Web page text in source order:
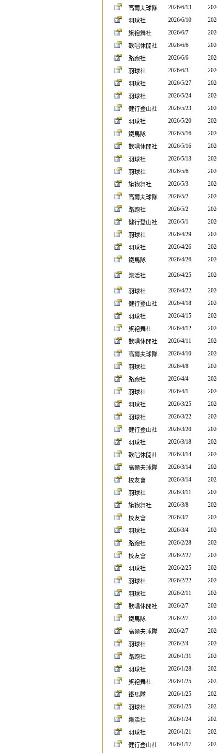
高爾夫球隊
2026/6/13
羽球社
2026/6/10
旗袍舞社
2026/6/7
歡唱休閒社
2026/6/6
路跑社
2026/6/6
羽球社
2026/6/3
羽球社
2026/5/27
羽球社
2026/5/24
健行登山社
2026/5/23
羽球社
2026/5/20
鐵馬隊
2026/5/16
歡唱休閒社
2026/5/16
羽球社
2026/5/13
羽球社
2026/5/6
旗袍舞社
2026/5/3
高爾夫球隊
2026/5/2
路跑社
2026/5/2
健行登山社
2026/5/1
羽球社
2026/4/29
羽球社
2026/4/26
鐵馬隊
2026/4/26
樂活社 2026/4/25
羽球社 2026/4/22
健行登山社
2026/4/18
羽球社
2026/4/15
旗袍舞社
2026/4/12
歡唱休閒社
2026/4/11
高爾夫球隊
2026/4/10
羽球社
2026/4/8
路跑社
2026/4/4
羽球社
2026/4/1
羽球社
2026/3/25
羽球社
2026/3/22
健行登山社
2026/3/20
羽球社
2026/3/18
歡唱休閒社
2026/3/14
高爾夫球隊
2026/3/14
校友會
2026/3/14
羽球社
2026/3/11
旗袍舞社
2026/3/8
校友會
2026/3/7
羽球社
2026/3/4
路跑社
2026/2/28
校友會
2026/2/27
羽球社
2026/2/25
羽球社
2026/2/22
羽球社
2026/2/11
歡唱休閒社
2026/2/7
鐵馬隊
2026/2/7
高爾夫球隊
2026/2/7
羽球社
2026/2/4
路跑社
2026/1/31
羽球社
2026/1/28
旗袍舞社
2026/1/25
鐵馬隊
2026/1/25
羽球社
2026/1/25
樂活社
2026/1/24
羽球社
2026/1/21
健行登山社
2026/1/17